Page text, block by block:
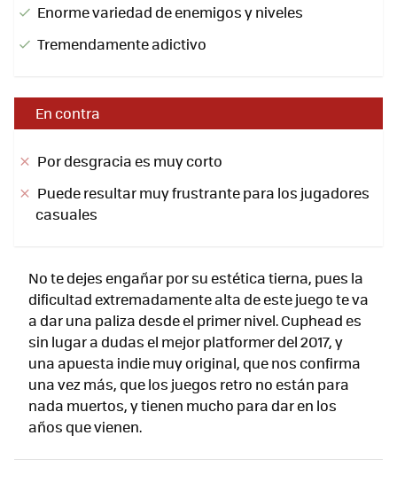
Enorme variedad de enemigos y niveles
Tremendamente adictivo
En contra
Por desgracia es muy corto
Puede resultar muy frustrante para los jugadores
casuales
No te dejes engañar por su estética tierna, pues la
dificultad extremadamente alta de este juego te va
a dar una paliza desde el primer nivel. Cuphead es
sin lugar a dudas el mejor platformer del 2017, y
una apuesta indie muy original, que nos confirma
una vez más, que los juegos retro no están para
nada muertos, y tienen mucho para dar en los
años que vienen.